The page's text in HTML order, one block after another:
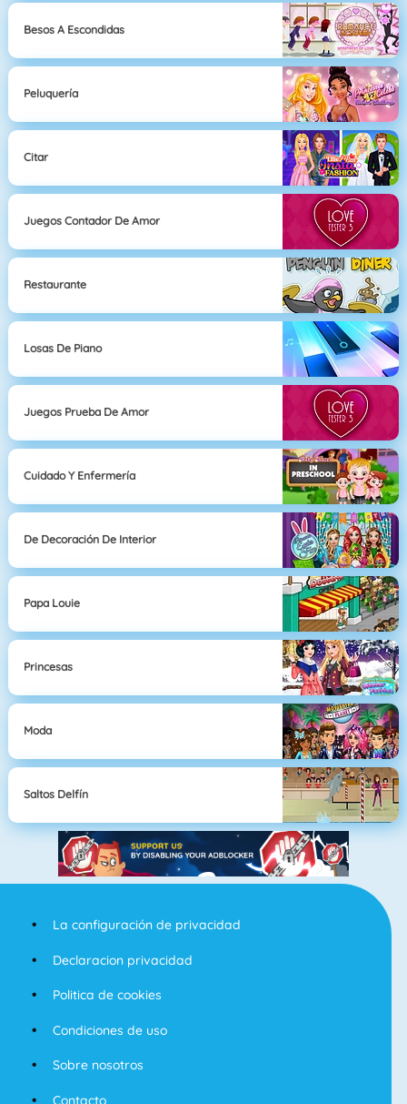
Besos A Escondidas
Peluquería
Citar
Juegos Contador De Amor
Restaurante
Losas De Piano
Juegos Prueba De Amor
Cuidado Y Enfermería
De Decoración De Interior
Papa Louie
Princesas
Moda
Saltos Delfín
La configuración de privacidad
Declaracion privacidad
Politica de cookies
Condiciones de uso
Sobre nosotros
Contacto